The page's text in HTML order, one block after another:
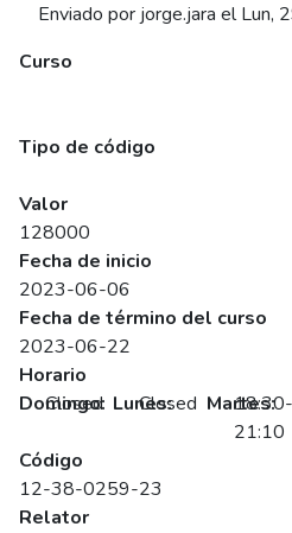
Enviado por jorge.jara elLun,
Curso
Tipo de código
Valor
128000
Fecha de inicio
2023-06-06
Fecha de término del curso
2023-06-22
Horario
Domingo:
Closed Lunes:
Closed Martes:
18:30-
21:10
Código
12-38-0259-23
Relator